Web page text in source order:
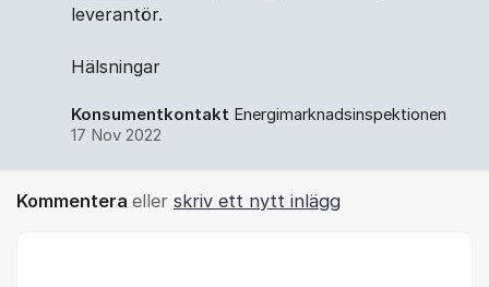
leverantör.
Hälsningar
Konsumentkontakt Energimarknadsinspektionen
17 Nov 2022
Kommentera eller skriv ett nytt inlägg